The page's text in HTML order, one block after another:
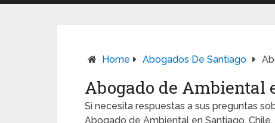
Home Abogados De Santiago
Abogado de Ambiental
Si necesita respuestas a sus preguntas
Abogado de Ambiental en Santiago,